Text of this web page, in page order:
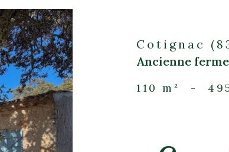
Cotignac
Ancienne
110 m² -